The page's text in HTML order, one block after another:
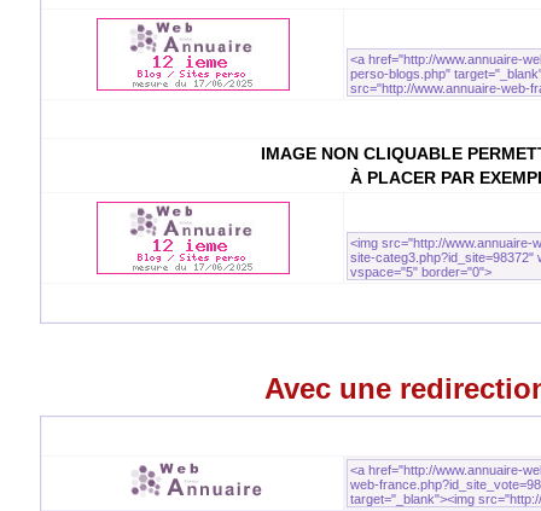
IMAGE NON CLIQUABLE
À PLACER PAR
Avec une